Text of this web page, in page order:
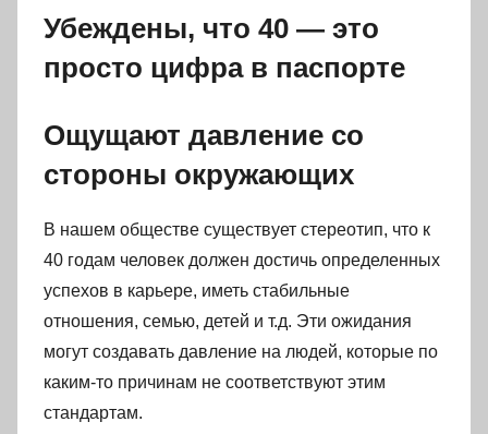
Убеждены, что 40 — это
просто цифра в паспорте
Ощущают давление со
стороны окружающих
В нашем обществе существует стереотип, что к
40 годам человек должен достичь определенных
успехов в карьере, иметь стабильные
отношения, семью, детей и т.д. Эти ожидания
могут создавать давление на людей, которые по
каким-то причинам не соответствуют этим
стандартам.